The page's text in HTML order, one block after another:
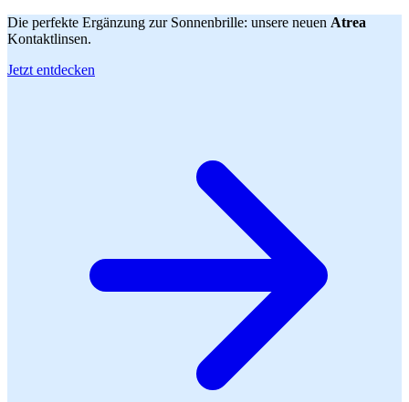
Die perfekte Ergänzung zur Sonnenbrille: unsere neuen Atrea
Kontaktlinsen.
Jetzt entdecken